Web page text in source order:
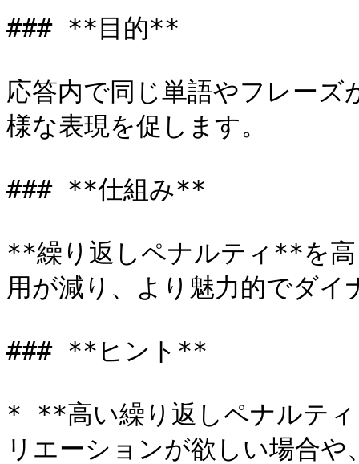
### **目的**
応答内で同じ単語やフレー
様な表現を促します。
### **仕組み**
**繰り返しペナルティ**を高
用が減り、より魅力的でダ
### **ヒント**
* **高い繰り返しペナルテ
リエーションが欲しい場合